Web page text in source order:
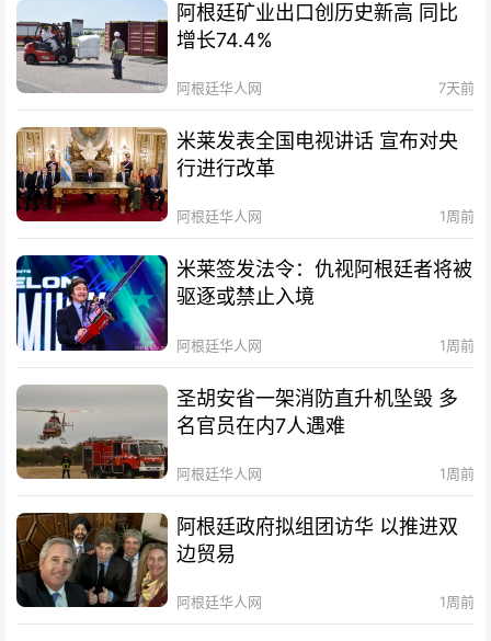
阿根廷矿业出口创历史新高 同比
增长74.4%
阿根廷华人网 7天前
米莱发表全国电视讲话 宣布对央
行进行改革
阿根廷华人网 1周前
米莱签发法令：仇视阿根廷者将被
驱逐或禁止入境
阿根廷华人网 1周前
圣胡安省一架消防直升机坠毁 多
名官员在内7人遇难
阿根廷华人网 1周前
阿根廷政府拟组团访华 以推进双
边贸易
阿根廷华人网 1周前